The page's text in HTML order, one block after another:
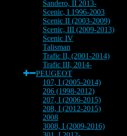
Sandero, II 2013-
Scenic, I 1996-2003
Scenic II (2003-2009)
Scenic, III (2009-2013)
Scenic IV
Talisman
Trafic II, (2001-2014)
Trafic III, 2014-
PEUGEOT
107, I (2005-2014)
206 (1998-2012)
207, I (2006-2015)
208, I (2012-2015)
2008
3008, I (2009-2016)